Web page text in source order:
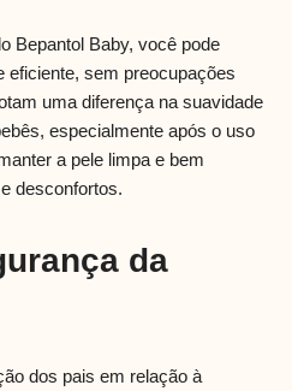
Bepantol Baby, você pode
eficiente, sem preocupações
uma diferença na suavidade
especialmente após o uso
a pele limpa e bem
desconfortos.
da
dos pais em relação à